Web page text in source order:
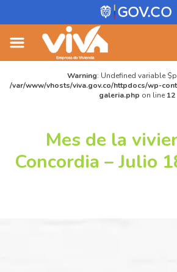
content
Warning: Undefined variable
/var/www/vhosts/viva.gov.co/httpdocs/wp-
galeria.php on line 12
Mes de la
Concordia – Julio